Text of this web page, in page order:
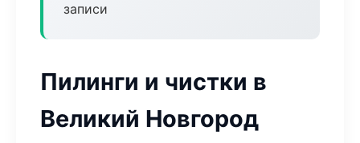
записи
Пилинги и чистки в
Великий Новгород